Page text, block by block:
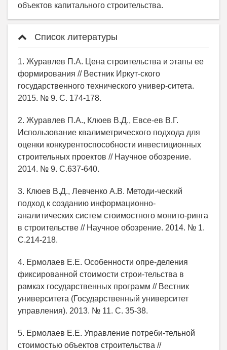
объектов капитального строительства.
Список литературы
1. Журавлев П.А. Цена строительства и этапы ее
формирования // Вестник Иркут-ского
государственного технического универ-ситета.
2015. № 9. С. 174-178.
2. Журавлев П.А., Клюев В.Д., Евсе-ев В.Г.
Использование квалиметрического подхода для
оценки конкурентоспособности инвестиционных
строительных проектов // Научное обозрение.
2014. № 9. C.637-640.
3. Клюев В.Д., Левченко А.В. Методи-ческий
подход к созданию информационно-
аналитических систем стоимостного монито-ринга
в строительстве // Научное обозрение. 2014. № 1.
C.214-218.
4. Ермолаев Е.Е. Особенности опре-деления
фиксированной стоимости строи-тельства в
рамках государственных программ // Вестник
университета (Государственный университет
управления). 2013. № 11. C. 35-38.
5. Ермолаев Е.Е. Управление потреби-тельной
стоимостью объектов строительства //